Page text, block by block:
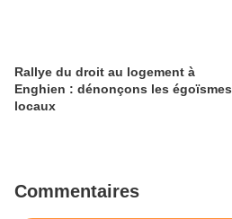
Rallye du droit au logement à
Enghien : dénonçons les égoïsmes
locaux
Commentaires